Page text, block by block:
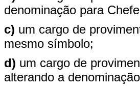
denominação para
c) um cargo de
mesmo símbolo;
d) um cargo de
alterando a